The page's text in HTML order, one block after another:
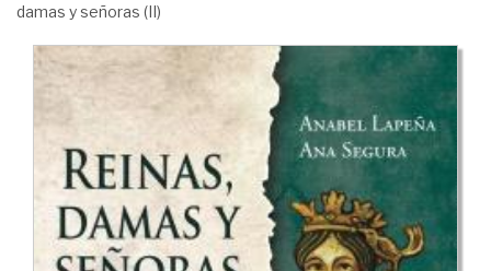
damas y señoras (II)